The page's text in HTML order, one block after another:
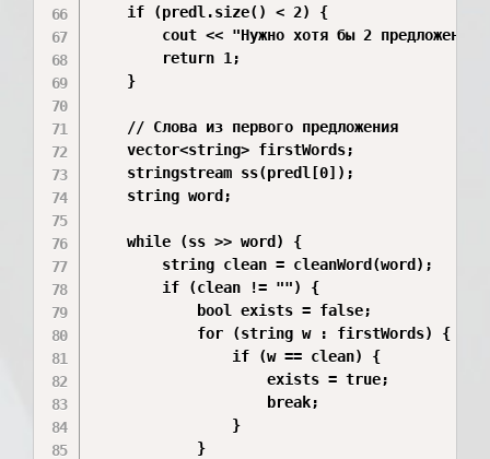
    if (predl.size() < 2) {
cout << "Нужно хотя бы 2
        return 1;
    }
    // Слова из первого предложения
    vector<string> firstWords;
    stringstream ss(predl[0]);
    string word;
    while (ss >> word) {
        string clean = cleanWord(word);
        if (clean != "") {
            bool exists = false;
            for (string w : firstWords) {
                if (w == clean) {
                    exists = true;
                    break;
                }
            }